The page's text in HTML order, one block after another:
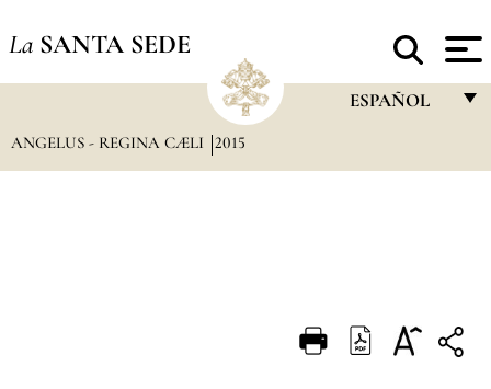
La SANTA SEDE
ESPAÑOL
DEUTSCH
ANGELUS - REGINA CÆLI 2015